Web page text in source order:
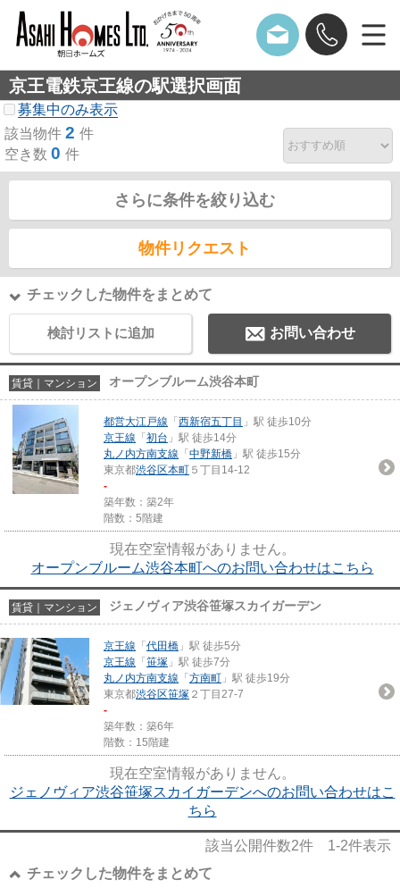
京王電鉄京王線の駅選択画面
募集中のみ表示
該当物件 2 件
空き数 0 件
さらに条件を絞り込む
物件リクエスト
チェックした物件をまとめて
検討リストに追加 お問い合わせ
賃貸｜マンション オープンブルーム渋谷本町
都営大江戸線 「西新宿五丁目 」駅 徒歩10分
京王線 「初台 」駅 徒歩14分
丸ノ内方南支線 「中野新橋 」駅 徒歩15分
東京都渋谷区本町 ５丁目14-12
-
築年数：築2年
階数：5階建
現在空室情報がありません。
オープンブルーム渋谷本町へのお問い合わせはこちら
賃貸｜マンション ジェノヴィア渋谷笹塚スカイガーデン
京王線 「代田橋 」駅 徒歩5分
京王線 「笹塚 」駅 徒歩7分
丸ノ内方南支線 「方南町 」駅 徒歩19分
東京都渋谷区笹塚 ２丁目27-7
-
築年数：築6年
階数：15階建
現在空室情報がありません。
ジェノヴィア渋谷笹塚スカイガーデンへのお問い合わせはこ
ちら
該当公開件数2件 1-2件表示
チェックした物件をまとめて